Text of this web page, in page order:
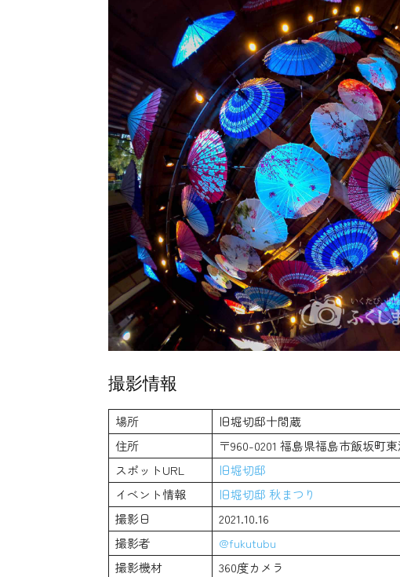
撮影情報
場所
旧堀切邸十間蔵
住所
〒960-0201 福島県福島市飯坂町
スポットURL
旧堀切邸
イベント情報
旧堀切邸 秋まつり
撮影日
2021.10.16
撮影者
@fukutubu
撮影機材
360度カメラ